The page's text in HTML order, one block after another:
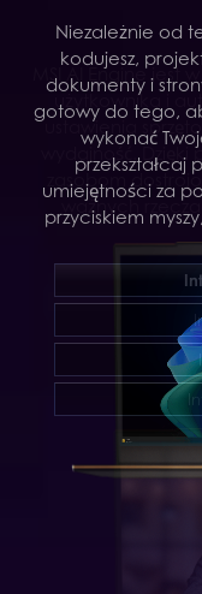
Niezależnie od
kodujesz,
dokumenty i
gotowy do tego,
wykonać
przekształcaj
umiejętności za
przyciskiem
MSI AI Engine jest
użytkownika i
ustawienia
wydajność.
zasobom
ważnych